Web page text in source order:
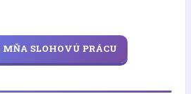
MŇA SLOHOVÚ PRÁCU